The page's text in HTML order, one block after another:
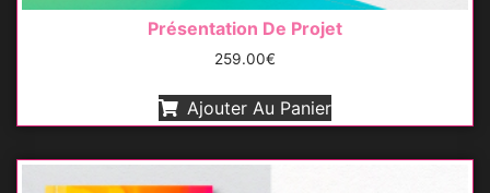
Présentation De Projet
259.00€
Ajouter Au Panier